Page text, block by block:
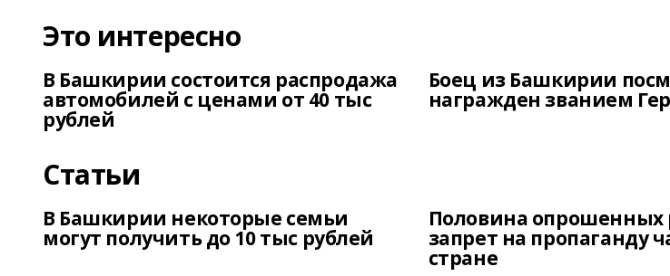
Это интересно
В Башкирии состоится распродажа
автомобилей с ценами от 40 тыс
рублей
Боец из Башкирии
награжден званием
Статьи
В Башкирии некоторые семьи
могут получить до 10 тыс рублей
Половина опрошенных
запрет на пропаганду
стране